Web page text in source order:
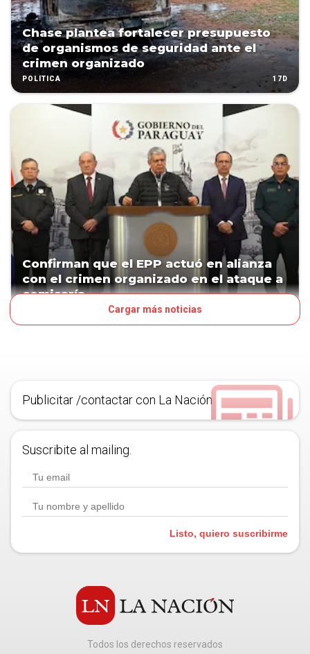
Chase plantea fortalecer presupuesto
de organismos de seguridad ante el
crimen organizado
POLÍTICA 17D
Confirman que el EPP actuó en alianza
con el crimen organizado en el ataque a
comisaría
Cargar más noticias
Publicitar /contactar con La Nación
Suscribite al mailing.
Listo, quiero suscribirme
Todos los derechos reservados